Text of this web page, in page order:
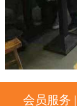
会员服务